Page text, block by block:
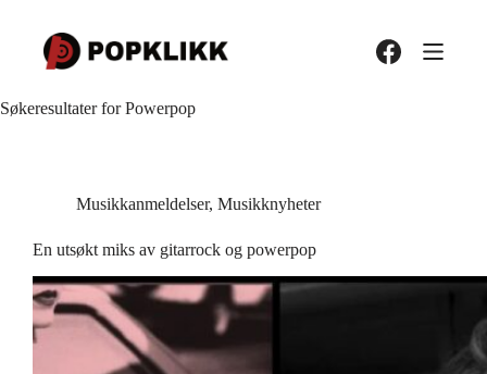
innholdet
Søkeresultater for Powerpop
Musikkanmeldelser, Musikknyheter
En utsøkt miks av gitarrock og powerpop